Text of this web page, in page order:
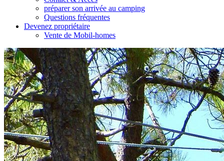
préparer son arrivée au camping
Questions fréquentes
Devenez propriétaire
Vente de Mobil-homes